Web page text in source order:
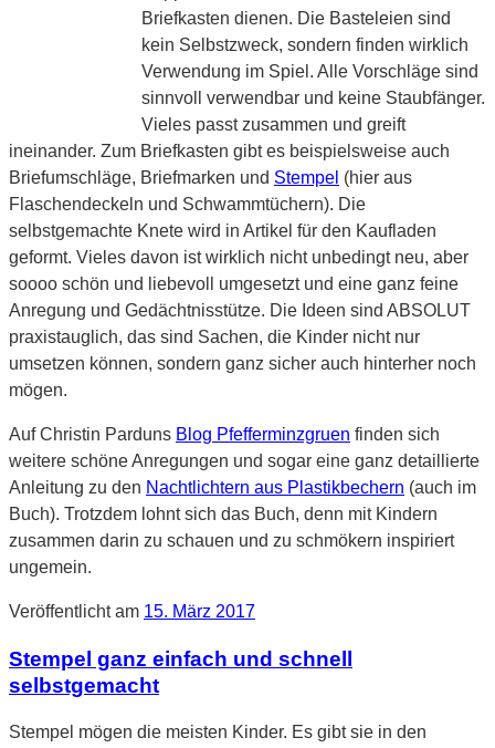
Briefkasten dienen. Die Basteleien sind
kein Selbstzweck, sondern finden wirklich
Verwendung im Spiel. Alle Vorschläge sind
sinnvoll verwendbar und keine Staubfänger.
Vieles passt zusammen und greift
ineinander. Zum Briefkasten gibt es beispielsweise auch
Briefumschläge, Briefmarken und Stempel (hier aus
Flaschendeckeln und Schwammtüchern). Die
selbstgemachte Knete wird in Artikel für den Kaufladen
geformt. Vieles davon ist wirklich nicht unbedingt neu, aber
soooo schön und liebevoll umgesetzt und eine ganz feine
Anregung und Gedächtnisstütze. Die Ideen sind ABSOLUT
praxistauglich, das sind Sachen, die Kinder nicht nur
umsetzen können, sondern ganz sicher auch hinterher noch
mögen.
Auf Christin Parduns Blog Pfefferminzgruen finden sich
weitere schöne Anregungen und sogar eine ganz detaillierte
Anleitung zu den Nachtlichtern aus Plastikbechern (auch im
Buch). Trotzdem lohnt sich das Buch, denn mit Kindern
zusammen darin zu schauen und zu schmökern inspiriert
ungemein.
Veröffentlicht am 15. März 2017
Stempel ganz einfach und schnell
selbstgemacht
Stempel mögen die meisten Kinder. Es gibt sie in den